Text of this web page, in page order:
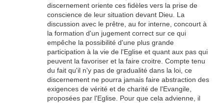
discernement oriente ces fidèles vers la prise de
conscience de leur situation devant Dieu. La
discussion avec le prêtre, au for interne, concourt à
la formation d'un jugement correct sur ce qui
empêche la possibilité d'une plus grande
participation à la vie de l'Eglise et quant aux pas qui
peuvent la favoriser et la faire croitre. Compte tenu
du fait qu'il n'y pas de gradualité dans la loi, ce
discernement ne pourra jamais faire abstraction des
exigences de vérité et de charité de l'Evangile,
proposées par l'Eglise. Pour que cela advienne, il